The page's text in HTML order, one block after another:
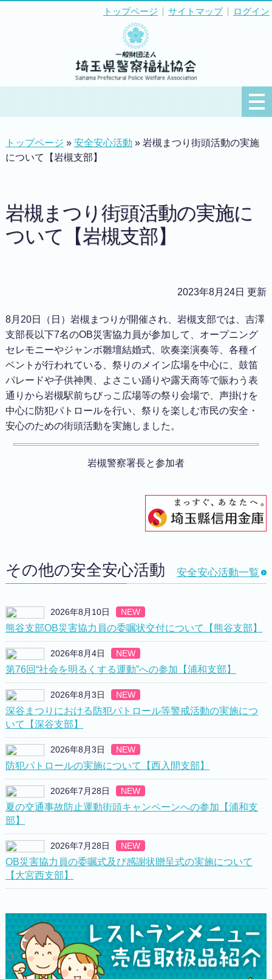
トップページ サイトマップ ログイン
トップページ »安全安心活動 » 岩槻まつり街頭活動の実施
について【岩槻支部】
岩槻まつり街頭活動の実施に
ついて【岩槻支部】
2023年8月24日 更新
8月20日（日）岩槻まつりが開催され、岩槻支部では、吉澤
支部長以下7名のOB災害協力員が参加して、オープニング
セレモニーやジャンボ雛壇結婚式、吹奏楽演奏等、各種イ
ベントが行われている、祭りのメイン広場を中心に、鼓笛
パレードや子供神輿、よさこい踊りや露天商等で賑わう表
通りから岩槻駅前ちびっこ広場等の祭り会場で、声掛けを
中心に防犯パトロールを行い、祭りを楽しむ市民の安全・
安心のための街頭活動を実施しました。
岩槻警察署長と参加者
その他の安全安心活動 安全安心活動一覧
2026年8月10日 NEW
熊谷支部OB災害協力員の委嘱状交付について【熊谷支部】
2026年8月4日 NEW
第76回“社会を明るくする運動”への参加【浦和支部】
2026年8月3日 NEW
深谷まつりにおける防犯パトロール等警戒活動の実施につ
いて【深谷支部】
2026年8月3日 NEW
防犯パトロールの実施について【西入間支部】
2026年7月28日 NEW
夏の交通事故防止運動街頭キャンペーンへの参加【浦和支
部】
2026年7月28日 NEW
OB災害協力員の委嘱式及び感謝状贈呈式の実施について
【大宮西支部】